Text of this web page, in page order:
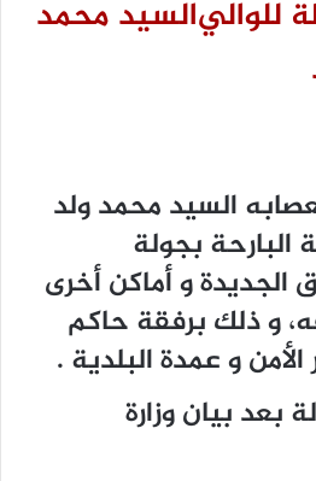
للواليﺍﻟﺴﻴﺪ ﻣﺤﻤﺪ
ﺍﻟﺴﻴﺪ ﻣﺤﻤﺪ ﻭﻟﺪ
البارحة بجولة
و أماكن أخرى
و ذلك برفقة حاكم
و عمدة البلدية .
بعد بيان وزارة